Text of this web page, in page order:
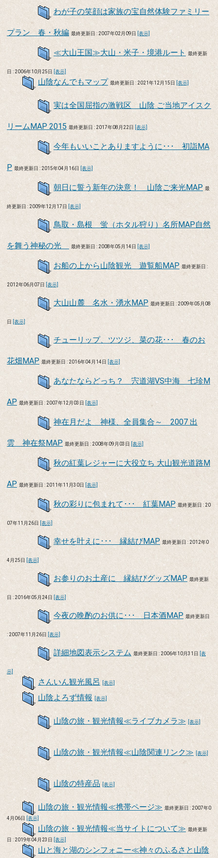
わが子の笑顔は家族の宝自然体験ファミリー
プラン 春・秋編 最終更新日 : 2007年02月09日 [表示]
≪大山王国≫大山・米子・境港ルート 最終更新
日 : 2006年10月25日 [表示]
山陰なんでもマップ 最終更新日 : 2021年12月15日 [表示]
実は全国屈指の激戦区 山陰 ご当地アイスク
リームMAP 2015 最終更新日 : 2017年08月22日 [表示]
今年もいいことありますように･･･ 初詣MA
P 最終更新日 : 2015年04月16日 [表示]
朝日に誓う新年の決意！ 山陰ご来光MAP 最
終更新日 : 2009年12月17日 [表示]
鳥取・島根 蛍（ホタル狩り）名所MAP自然
を舞う神秘の光 最終更新日 : 2008年05月14日 [表示]
お船の上から山陰観光 遊覧船MAP 最終更新日 :
2012年06月07日 [表示]
大山山麓 名水・湧水MAP 最終更新日 : 2009年05月08
日 [表示]
チューリップ、ツツジ、菜の花･･･ 春のお
花畑MAP 最終更新日 : 2016年04月14日 [表示]
あなたならどっち？ 宍道湖VS中海 七珍M
AP 最終更新日 : 2007年12月03日 [表示]
神在月だよ 神様、全員集合～ 2007 出
雲 神在祭MAP 最終更新日 : 2008年09月03日 [表示]
秋の紅葉レジャーに大役立ち 大山観光道路M
AP 最終更新日 : 2011年11月30日 [表示]
秋の彩りに包まれて･･･ 紅葉MAP 最終更新日 : 20
07年11月26日 [表示]
幸せを叶えに･･･ 縁結びMAP 最終更新日 : 2012年0
4月25日 [表示]
お参りのお土産に 縁結びグッズMAP 最終更新
日 : 2016年05月24日 [表示]
今夜の晩酌のお供に･･･ 日本酒MAP 最終更新日
: 2007年11月26日 [表示]
詳細地図表示システム 最終更新日 : 2006年10月31日 [表
示]
さんいん観光風呂 [表示]
山陰よろず情報 [表示]
山陰の旅・観光情報≪ライブカメラ≫ [表示]
山陰の旅・観光情報≪山陰関連リンク≫ [表示]
山陰の特産品 [表示]
山陰の旅・観光情報≪携帯ページ≫ 最終更新日 : 2007年0
4月06日
[表示]
山陰の旅・観光情報≪当サイトについて≫ 最終更新
日 : 2019年04月23日 [表示]
山と海と湖のシンフォニー≪神々のふるさと山陰